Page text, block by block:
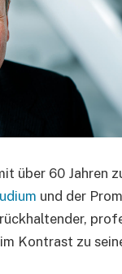
über 60 Jahren
und der
Kontrast zu